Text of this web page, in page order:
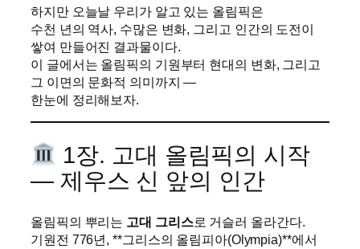
하지만 오늘날 우리가 알고 있는 올림픽은
수천 년의 역사, 수많은 변화, 그리고 인간의 도전이
쌓여 만들어진 결과물이다.
이 글에서는 올림픽의 기원부터 현대의 변화, 그리고
그 이면의 문화적 의미까지 —
한눈에 정리해보자.
1장. 고대 올림픽의 시작
— 제우스 신 앞의 인간
올림픽의 뿌리는 고대 그리스로 거슬러 올라간다.
기원전 776년, **그리스의 올림피아(Olympia)**에서